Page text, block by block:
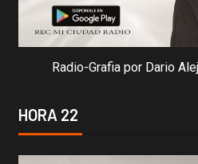
Radio-Grafia por Dario
HORA 22